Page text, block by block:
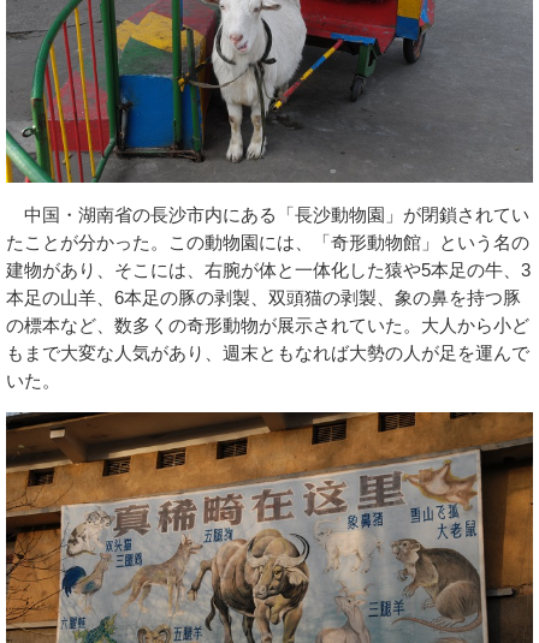
中国・湖南省の長沙市内にある「長沙動物園」が閉鎖されてい
たことが分かった。この動物園には、「奇形動物館」という名の
建物があり、そこには、右腕が体と一体化した猿や5本足の牛、3
本足の山羊、6本足の豚の剥製、双頭猫の剥製、象の鼻を持つ豚
の標本など、数多くの奇形動物が展示されていた。大人から小ど
もまで大変な人気があり、週末ともなれば大勢の人が足を運んで
いた。